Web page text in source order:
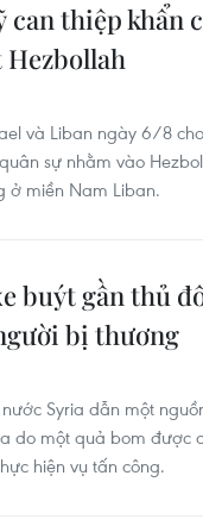
can thiệp khẩn
và Liban ngày 6/8
sự nhằm vào
ở miền Nam Liban.
buýt gần thủ
bị thương
Syria dẫn một
do một quả bom được
hiện vụ tấn công.